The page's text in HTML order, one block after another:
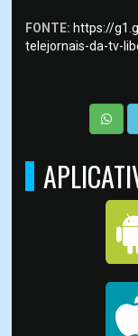
FONTE: https://
telejornais-da-tv-